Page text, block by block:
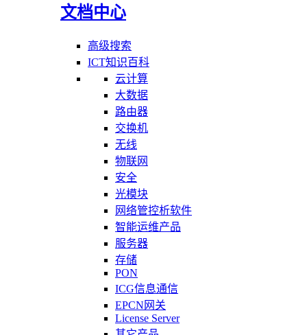
文档中心
高级搜索
ICT知识百科
云计算
大数据
路由器
交换机
无线
物联网
安全
光模块
网络管控析软件
智能运维产品
服务器
存储
PON
ICG信息通信
EPCN网关
License Server